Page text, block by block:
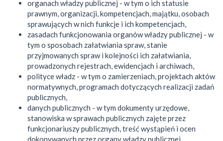
organach władzy publicznej - w tym o ich statusie
prawnym, organizacji, kompetencjach, majątku, osobach
sprawujących w nich funkcje i ich kompetencjach,
zasadach funkcjonowania organów władzy publicznej - w
tym o sposobach załatwiania spraw, stanie
przyjmowanych spraw i kolejności ich załatwiania,
prowadzonych rejestrach, ewidencjach i archiwach,
polityce władz - w tym o zamierzeniach, projektach aktów
normatywnych, programach dotyczących realizacji zadań
publicznych,
danych publicznych - w tym dokumenty urzędowe,
stanowiska w sprawach publicznych zajęte przez
funkcjonariuszy publicznych, treść wystąpień i ocen
dokonywanych przez organy władzy publicznej,